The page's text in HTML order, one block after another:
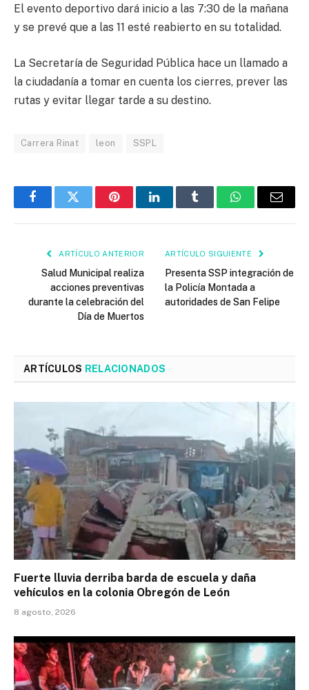
El evento deportivo dará inicio a las 7:30 de la mañana
y se prevé que a las 11 esté reabierto en su totalidad.
La Secretaría de Seguridad Pública hace un llamado a
la ciudadanía a tomar en cuenta los cierres, prever las
rutas y evitar llegar tarde a su destino.
Carrera Rinat leon SSPL
FacebookTwitter PinterestLinkedInTumblr WhatsAppEmail
ARTÍCULO ANTERIOR
Salud Municipal realiza
acciones preventivas
durante la celebración del
Día de Muertos
ARTÍCULO SIGUIENTE
Presenta SSP integración de
la Policía Montada a
autoridades de San Felipe
ARTÍCULOS RELACIONADOS
Fuerte lluvia derriba barda de escuela y daña
vehículos en la colonia Obregón de León
8 agosto, 2026